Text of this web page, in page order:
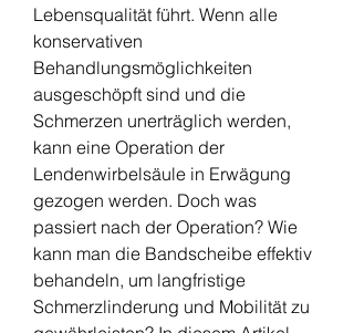
Lebensqualität führt. Wenn alle
konservativen
Behandlungsmöglichkeiten
ausgeschöpft sind und die
Schmerzen unerträglich werden,
kann eine Operation der
Lendenwirbelsäule in Erwägung
gezogen werden. Doch was
passiert nach der Operation? Wie
kann man die Bandscheibe effektiv
behandeln, um langfristige
Schmerzlinderung und Mobilität zu